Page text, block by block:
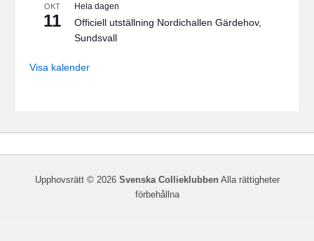
OKT
11
Hela dagen
Officiell utställning Nordichallen Gärdehov,
Sundsvall
Visa kalender
Upphovsrätt © 2026 Svenska Collieklubben Alla rättigheter
förbehållna